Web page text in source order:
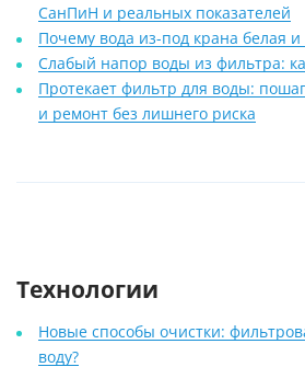
СанПиН и реальных показателей
Почему вода из-под крана белая и
Слабый напор воды из фильтра:
Протекает фильтр для воды:
и ремонт без лишнего риска
Технологии
Новые способы очистки:
воду?